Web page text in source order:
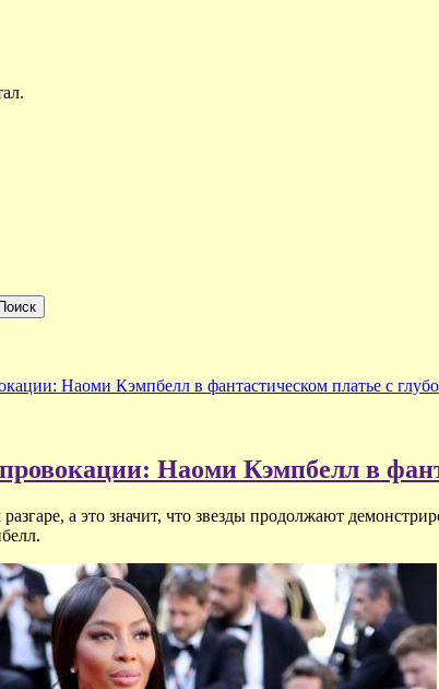
Наоми Кэмпбелл в фантастическом платье с
Наоми Кэмпбелл в
а это значит, что звезды продолжают